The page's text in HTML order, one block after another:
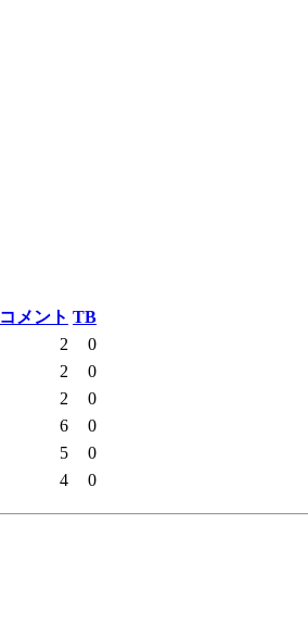
コメント TB
2
0
2
0
2
0
6
0
5
0
4 0